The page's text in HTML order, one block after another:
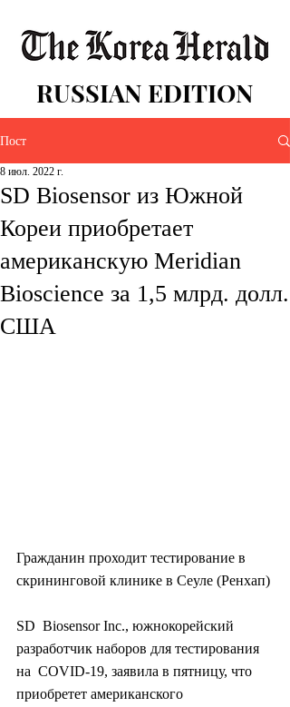
RUSSIAN EDITION
Пост
SD Biosensor из Южной
Кореи приобретает
американскую Meridian
Bioscience за 1,5 млрд. долл.
США
8 июл. 2022 г.
Гражданин проходит тестирование в
скрининговой клинике в Сеуле (Ренхап)
SD  Biosensor Inc., южнокорейский
разработчик наборов для тестирования
на  COVID-19, заявила в пятницу, что
приобретет американского